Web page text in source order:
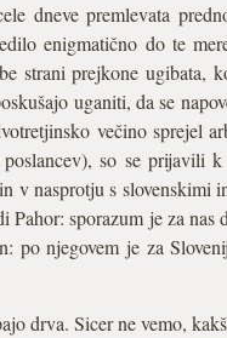
dneve premlevata
enigmatično do te
strani prejkone
uganiti, da se
večino sprejel
so se
v nasprotju s
sporazum je za
po njegovem je za
drva. Sicer ne vemo,